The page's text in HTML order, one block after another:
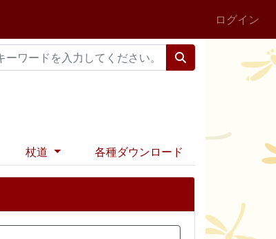
ログイン
杖道 各種ダウンロード